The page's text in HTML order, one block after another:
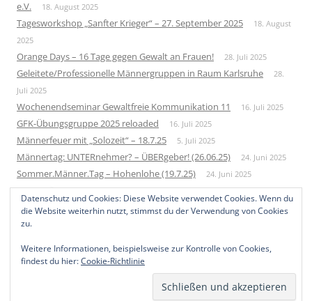
e.V.
18. August 2025
Tagesworkshop „Sanfter Krieger“ – 27. September 2025
18. August
2025
Orange Days – 16 Tage gegen Gewalt an Frauen! 28. Juli 2025
Geleitete/Professionelle Männergruppen in Raum Karlsruhe
28.
Juli 2025
Wochenendseminar Gewaltfreie Kommunikation 11 16. Juli 2025
GFK-Übungsgruppe 2025 reloaded 16. Juli 2025
Männerfeuer mit „Solozeit“ – 18.7.25 5. Juli 2025
Männertag: UNTERnehmer? – ÜBERgeber! (26.06.25) 24. Juni 2025
Sommer.Männer.Tag – Hohenlohe (19.7.25) 24. Juni 2025
Neue Männergruppe – Startup 2026 1. Juni 2025
Bundesweites Männertreffen 2025 10. Mai 2025
Mit Stolz präsentiert von WordPress
Datenschutz und Cookies: Diese Website verwendet Cookies. Wenn du
die Website weiterhin nutzt, stimmst du der Verwendung von Cookies
zu.
Weitere Informationen, beispielsweise zur Kontrolle von Cookies,
findest du hier:Cookie-Richtlinie